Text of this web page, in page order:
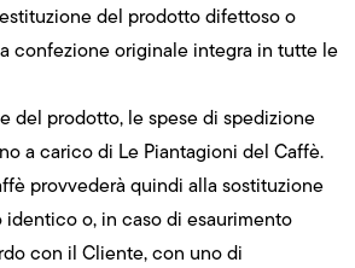
del prodotto difettoso o
confezione originale integra in tutte le
del prodotto, le spese di spedizione
a carico di Le Piantagioni del Caffè.
provvederà quindi alla sostituzione
o, in caso di esaurimento
con il Cliente, con uno di